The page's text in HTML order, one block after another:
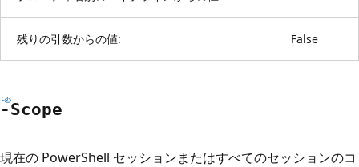
残りの引数からの値: False
-Scope
現在の PowerShell セッションまたはすべてのセッションのコ